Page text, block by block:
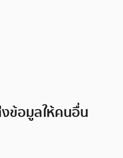
งข้อมูลให้คนอื่น